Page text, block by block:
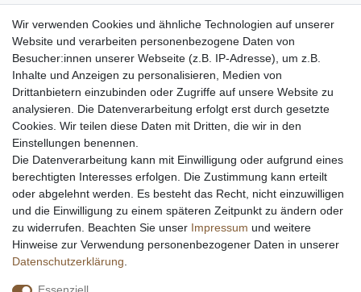
Echtheit von Kundenbewertungen
Messer Info Forum
Messer schärfen
Messerhersteller
Stahltabelle
Stahlarten
Rockwell Härte
Messerarten
Klingenformen
Holzarten
Impressum Daten­schutz­erklärung AGB
Wir verwenden Cookies und ähnliche Technologien auf unserer
Website und verarbeiten personenbezogene Daten von
Besucher:innen unserer Webseite (z.B. IP-Adresse), um z.B.
Inhalte und Anzeigen zu personalisieren, Medien von
Drittanbietern einzubinden oder Zugriffe auf unsere Website zu
analysieren. Die Datenverarbeitung erfolgt erst durch gesetzte
Cookies. Wir teilen diese Daten mit Dritten, die wir in den
Einstellungen benennen.
Die Datenverarbeitung kann mit Einwilligung oder aufgrund eines
berechtigten Interesses erfolgen. Die Zustimmung kann erteilt
oder abgelehnt werden. Es besteht das Recht, nicht einzuwilligen
und die Einwilligung zu einem späteren Zeitpunkt zu ändern oder
zu widerrufen. Beachten Sie unser Impressum und weitere
Hinweise zur Verwendung personenbezogener Daten in unserer
Daten­schutz­erklärung